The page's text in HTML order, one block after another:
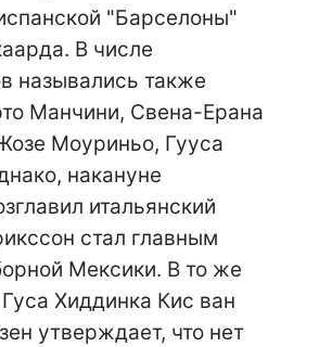
"Барселоны"
В числе
назывались также
Манчини, Свена-Ерана
Моуриньо, Гууса
накануне
итальянский
стал главным
Мексики. В то же
Хиддинка Кис ван
утверждает, что нет